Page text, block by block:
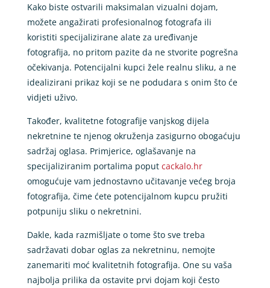
Kako biste ostvarili maksimalan vizualni dojam,
možete angažirati profesionalnog fotografa ili
koristiti specijalizirane alate za uređivanje
fotografija, no pritom pazite da ne stvorite pogrešna
očekivanja. Potencijalni kupci žele realnu sliku, a ne
idealizirani prikaz koji se ne podudara s onim što će
vidjeti uživo.
Također, kvalitetne fotografije vanjskog dijela
nekretnine te njenog okruženja zasigurno obogaćuju
sadržaj oglasa. Primjerice, oglašavanje na
specijaliziranim portalima poput cackalo.hr
omogućuje vam jednostavno učitavanje većeg broja
fotografija, čime ćete potencijalnom kupcu pružiti
potpuniju sliku o nekretnini.
Dakle, kada razmišljate o tome što sve treba
sadržavati dobar oglas za nekretninu, nemojte
zanemariti moć kvalitetnih fotografija. One su vaša
najbolja prilika da ostavite prvi dojam koji često